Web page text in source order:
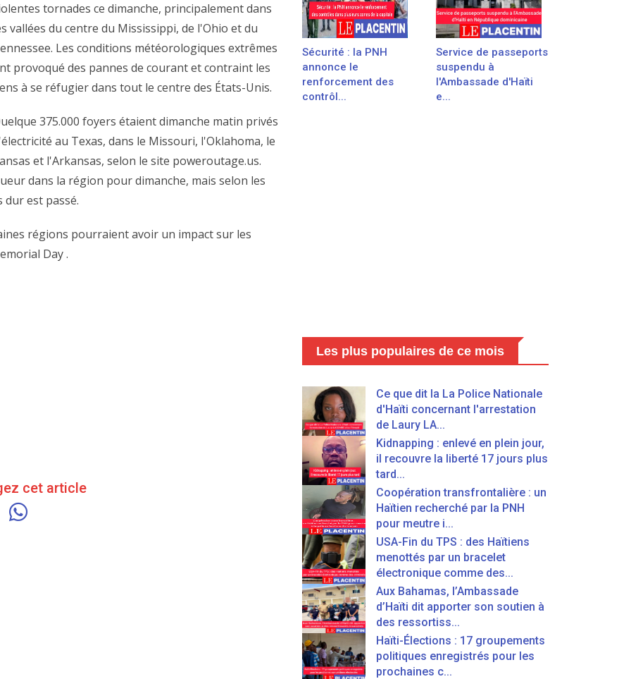
tornades ce dimanche, principalement dans
vallées du centre du Mississippi, de l'Ohio et du
Les conditions météorologiques extrêmes
provoqué des pannes de courant et contraint les
à se réfugier dans tout le centre des États-Unis.
375.000 foyers étaient dimanche matin privés
au Texas, dans le Missouri, l'Oklahoma, le
et l'Arkansas, selon le site poweroutage.us.
dans la région pour dimanche, mais selon les
dur est passé.
régions pourraient avoir un impact sur les
Day .
cet article
Sécurité : la PNH
annonce le
renforcement des
contrôl...
Service de passeports
suspendu à
l'Ambassade d'Haïti
e...
Les plus populaires de ce mois
Ce que dit la La Police Nationale
d'Haïti concernant l'arrestation
de Laury LA...
Kidnapping : enlevé en plein jour,
il recouvre la liberté 17 jours plus
tard...
Coopération transfrontalière : un
Haïtien recherché par la PNH
pour meutre i...
USA-Fin du TPS : des Haïtiens
menottés par un bracelet
électronique comme des...
Aux Bahamas, l’Ambassade
d’Haïti dit apporter son soutien à
des ressortiss...
Haïti-Élections : 17 groupements
politiques enregistrés pour les
prochaines c...